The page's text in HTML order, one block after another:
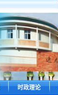
时政理论